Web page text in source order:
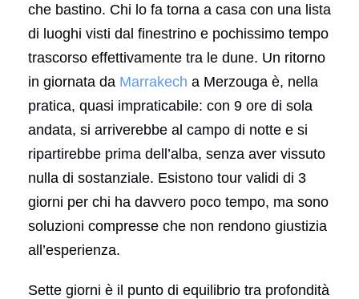
che bastino. Chi lo fa torna a casa con una lista
di luoghi visti dal finestrino e pochissimo tempo
trascorso effettivamente tra le dune. Un ritorno
in giornata da Marrakech a Merzouga è, nella
pratica, quasi impraticabile: con 9 ore di sola
andata, si arriverebbe al campo di notte e si
ripartirebbe prima dell’alba, senza aver vissuto
nulla di sostanziale. Esistono tour validi di 3
giorni per chi ha davvero poco tempo, ma sono
soluzioni compresse che non rendono giustizia
all’esperienza.
Sette giorni è il punto di equilibrio tra profondità